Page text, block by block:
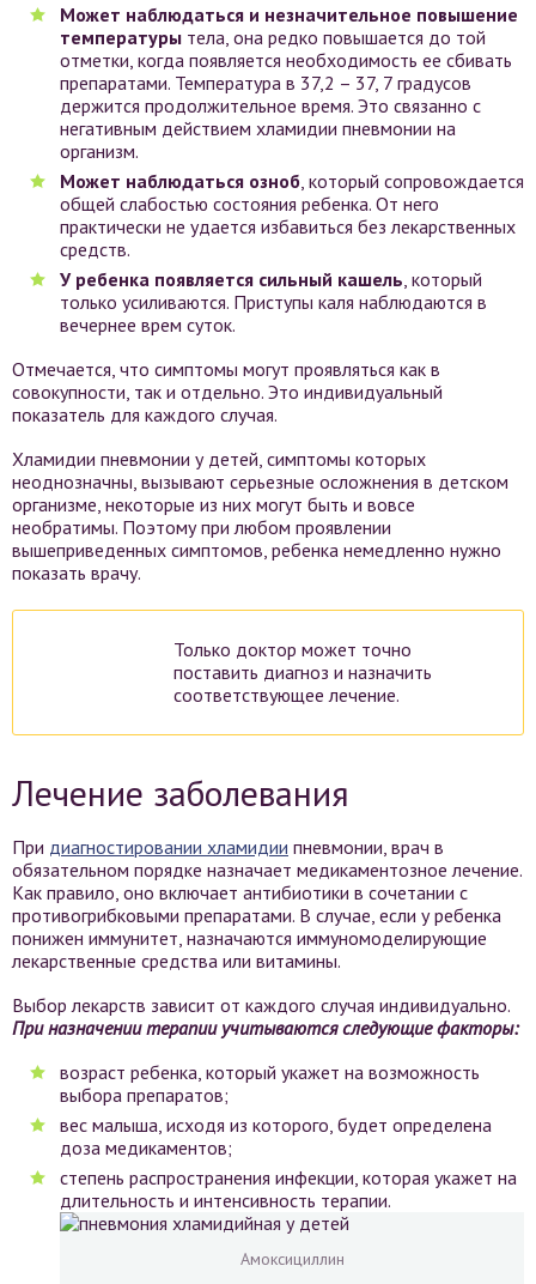
Может наблюдаться и незначительное повышение
температуры тела, она редко повышается до той
отметки, когда появляется необходимость ее сбивать
препаратами. Температура в 37,2 – 37, 7 градусов
держится продолжительное время. Это связанно с
негативным действием хламидии пневмонии на
организм.
Может наблюдаться озноб , который сопровождается
общей слабостью состояния ребенка. От него
практически не удается избавиться без лекарственных
средств.
У ребенка появляется сильный кашель , который
только усиливаются. Приступы каля наблюдаются в
вечернее врем суток.
Отмечается, что симптомы могут проявляться как в
совокупности, так и отдельно. Это индивидуальный
показатель для каждого случая.
Хламидии пневмонии у детей, симптомы которых
неоднозначны, вызывают серьезные осложнения в детском
организме, некоторые из них могут быть и вовсе
необратимы. Поэтому при любом проявлении
вышеприведенных симптомов, ребенка немедленно нужно
показать врачу.
Только доктор может точно
поставить диагноз и назначить
соответствующее лечение.
Лечение заболевания
При диагностировании хламидии пневмонии, врач в
обязательном порядке назначает медикаментозное лечение.
Как правило, оно включает антибиотики в сочетании с
противогрибковыми препаратами. В случае, если у ребенка
понижен иммунитет, назначаются иммуномоделирующие
лекарственные средства или витамины.
Выбор лекарств зависит от каждого случая индивидуально.
При назначении терапии учитываются следующие факторы:
возраст ребенка, который укажет на возможность
выбора препаратов;
вес малыша, исходя из которого, будет определена
доза медикаментов;
степень распространения инфекции, которая укажет на
длительность и интенсивность терапии.
Амоксициллин